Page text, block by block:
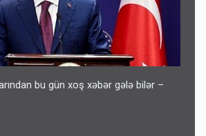
bu gün xoş xəbər gələ bilər –